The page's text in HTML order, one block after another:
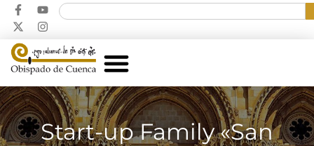
Start-up Family «San